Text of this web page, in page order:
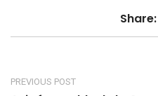
Share:
PREVIOUS POST